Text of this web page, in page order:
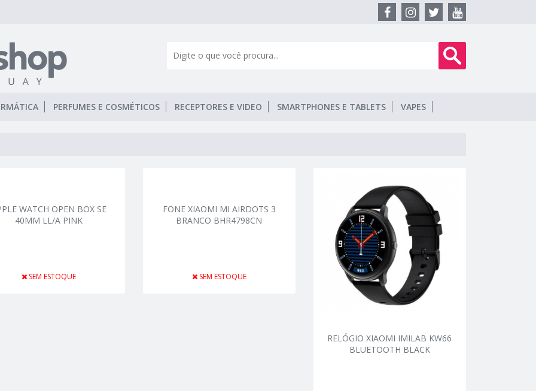
PERFUMES E COSMÉTICOS RECEPTORES E VIDEO SMARTPHONES E TABLETS VAPES
WATCH OPEN BOX SE
40MM LL/A PINK
SEM ESTOQUE
FONE XIAOMI MI AIRDOTS 3
BRANCO BHR4798CN
SEM ESTOQUE
RELÓGIO XIAOMI IMILAB KW66
BLUETOOTH BLACK